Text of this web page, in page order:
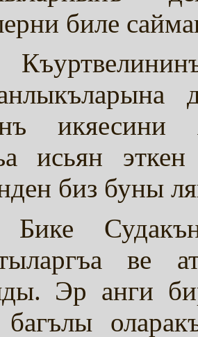
биле
икяесини
исьян
биз буны
ве
Эр анги
багълы